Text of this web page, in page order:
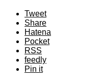
Tweet
Share
Hatena
Pocket
RSS
feedly
Pin it